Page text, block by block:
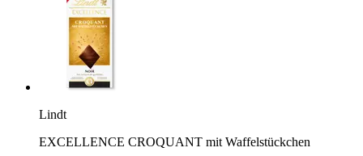
Lindt
EXCELLENCE CROQUANT mit Waffelstückchen